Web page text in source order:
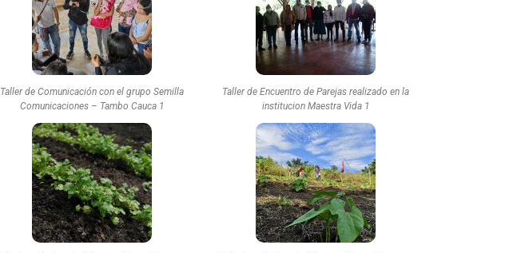
Taller de Comunicación con el grupo Semilla
Comunicaciones – Tambo Cauca 1
Taller de Encuentro de Parejas realizado en la
institucion Maestra Vida 1